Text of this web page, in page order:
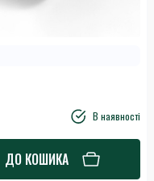
В наявності
ДО КОШИКА